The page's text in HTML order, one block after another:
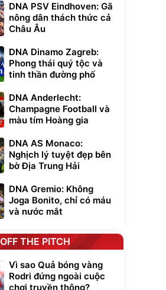
DNA PSV Eindhoven: Gã
nông dân thách thức cả
Châu Âu
DNA Dinamo Zagreb:
Phong thái quý tộc và
tinh thần đường phố
DNA Anderlecht:
Champagne Football và
màu tím Hoàng gia
DNA AS Monaco:
Nghịch lý tuyệt đẹp bên
bờ Địa Trung Hải
DNA Gremio: Không
Joga Bonito, chỉ có máu
và nước mắt
OFF THE PITCH
Vì sao Quả bóng vàng
Rodri đứng ngoài cuộc
chơi truyền thông?